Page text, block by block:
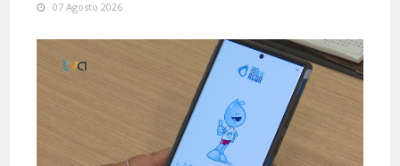
07 Agosto 2026